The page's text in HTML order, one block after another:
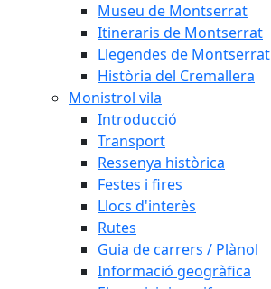
Museu de Montserrat
Itineraris de Montserrat
Llegendes de Montserrat
Història del Cremallera
Monistrol vila
Introducció
Transport
Ressenya històrica
Festes i fires
Llocs d'interès
Rutes
Guia de carrers / Plànol
Informació geogràfica